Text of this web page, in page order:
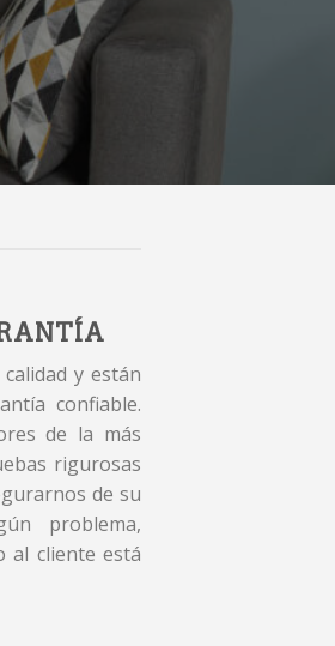
y están
confiable.
de la más
rigurosas
de su
problema,
al cliente está